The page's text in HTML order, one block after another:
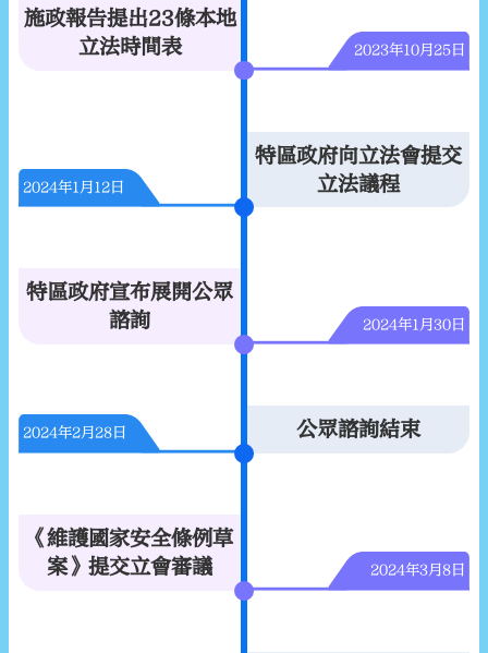
2023年10月25日
施政報告提出23條本地
立法時間表
2024年1月12日
特區政府向立法會提交
立法議程
2024年1月30日
特區政府宣布展開公眾
諮詢
2024年2月28日 公眾諮詢結束
2024年3月8日
《維護國家安全條例草
案》提交立會審議